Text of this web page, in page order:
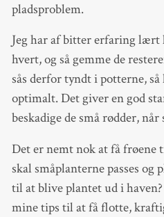
pladsproblem.
Jeg har af bitter erfaring
hvert, og så gemme de
sås derfor tyndt i potterne,
optimalt. Det giver en god
beskadige de små rødder,
Det er nemt nok at få frøene
skal småplanterne passes
til at blive plantet ud i
mine tips til at få flotte,